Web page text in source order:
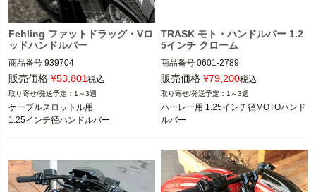
Fehling ファットドラッグ・Vロ
ッドハンドルバー
商品番号 939704
旧型番：VRODBAR2
2002～2017 Vロッド
他ケーブルスロットル全車種
※スプリンガー不可
販売価格 ¥53,801 税込
1～3週
ケーブルスロットル用
1.25インチ径ハンドルバー
TRASK モト・ハンドルバー 1.2
5インチ クローム
商品番号 0601-2789
M型番：TM-2084CH
販売価格 ¥79,200税込
1～3週
ハーレー用 1.25インチ径MOTOハンド
ルバー